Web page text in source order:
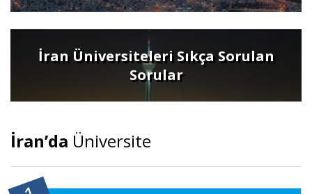
İran Üniversiteleri Sıkça Sorulan
Sorular
İran’da Üniversite